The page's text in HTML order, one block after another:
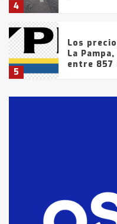
4
5
Los
La
entre 857
fueron
tarde del